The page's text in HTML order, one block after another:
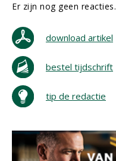
Er zijn nog geen reacties.
download artikel
bestel tijdschrift
tip de redactie